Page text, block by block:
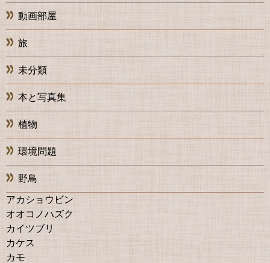
動画部屋
旅
未分類
本と写真集
植物
環境問題
野鳥
アカショウビン
オオコノハズク
カイツブリ
カケス
カモ